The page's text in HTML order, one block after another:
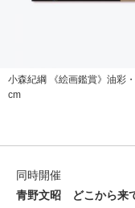
小森紀綱 《絵画鑑賞》油彩
cm
同時開催
青野文昭 どこから来